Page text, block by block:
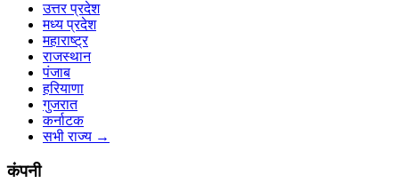
उत्तर प्रदेश
मध्य प्रदेश
महाराष्ट्र
राजस्थान
पंजाब
हरियाणा
गुजरात
कर्नाटक
सभी राज्य →
कंपनी